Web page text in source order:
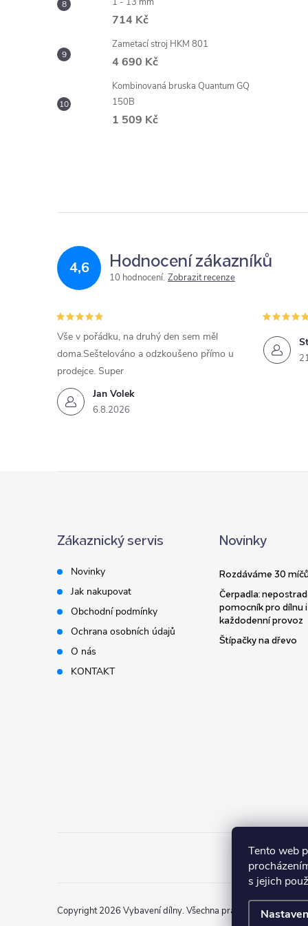
Tento web
s jejich
714 Kč
Zametací stroj HKM 801
4 690 Kč
Kombinovaná bruska Quantum GQ
150B
1 509 Kč
4,6 Hodnocení zákazníků
10 hodnocení Zobrazit recenze
Jan Volek
6.8.2026
Vše v pořádku, na druhý den sem měl
doma.Seštelováno a odzkoušeno přímo u
prodejce. Super
Zákaznický servis
Novinky
Jak nakupovat
Obchodní podmínky
Ochrana osobních údajů
O nás
KONTAKT
Novinky
Rozdáváme 30
Čerpadla:
pomocník pro dílnu i
každodenní provoz
Štípačky na dřevo
Copyright 2026 Vybavení dílny. Všechna práva vyhrazena.